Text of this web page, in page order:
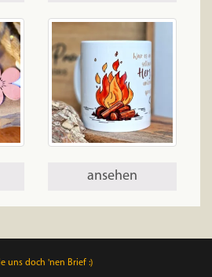
ansehen
uns doch 'nen Brief :)